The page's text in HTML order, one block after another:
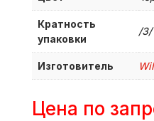
Кратность
упаковки
/3/
Изготовитель
Цена по